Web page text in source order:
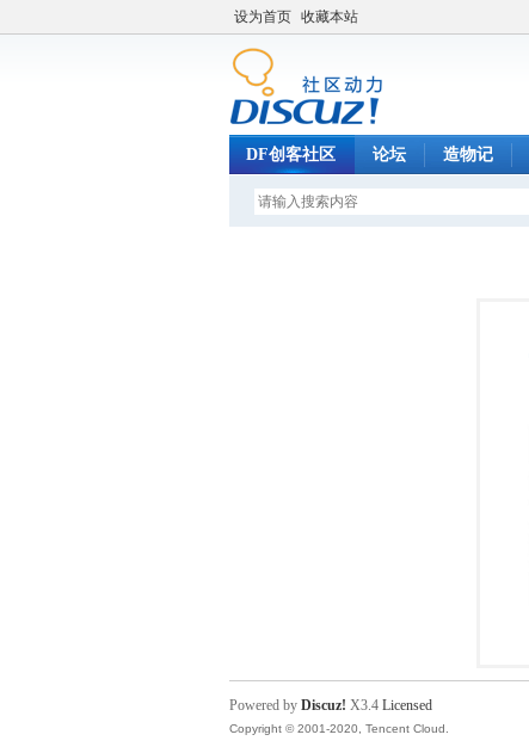
设为首页 收藏本站
DF创客社区 论坛 造物记
Powered by Discuz! X3.4 Licensed
Copyright © 2001-2020, Tencent Cloud.